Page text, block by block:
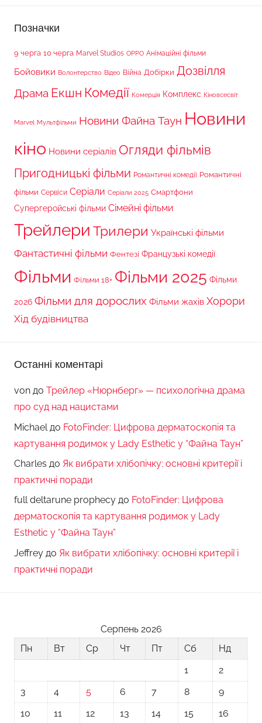
Позначки
9 черга 10 черга Marvel Studios OPPO Анімаційні фільми
Бойовики Волонтерство Відео Війна Добірки Дозвілля
Драма Екшн Комедії Комерція Комплекс Кіновсесвіт
Marvel Мультфільми Новини Файна Таун Новини
кіно Новини серіалів Огляди фільмів
Пригодницькі фільми Романтичні комедії Романтичні
фільми Сервіси Серіали Серіали 2025 Смартфони
Супергеройські фільми Сімейні фільми
Трейлери Трилери Українські фільми
Фантастичні фільми Фентезі Французькі комедії
Фільми Фільми 18+ Фільми 2025 Фільми
2026 Фільми для дорослих Фільми жахів Хорори
Хід будівництва
Останні коментарі
von до Трейлер «Нюрнберг» — психологічна драма
про суд над нацистами
Michael до FotoFinder: Цифрова дерматоскопія та
картування родимок у Lady Esthetic у “Файна Таун”
Charles до Як вибрати хлібопічку: основні критерії і
практичні поради
full deltarune prophecy до FotoFinder: Цифрова
дерматоскопія та картування родимок у Lady
Esthetic у “Файна Таун”
Jeffrey до Як вибрати хлібопічку: основні критерії і
практичні поради
Серпень 2026
Пн
Вт Ср Чт Пт Сб
Нд
1
2
3
4 5 6 7 8
9
10
11 12 13 14 15 16